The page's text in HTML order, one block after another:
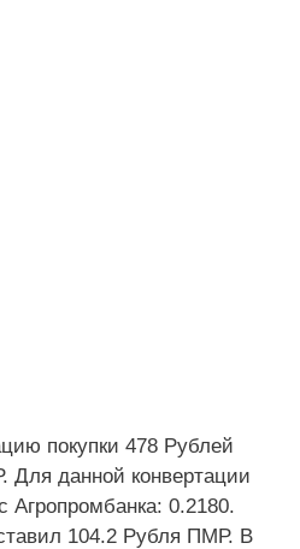
покупки 478 Рублей
Для данной конвертации
Агропромбанка: 0.2180.
104.2 Рубля ПМР. В